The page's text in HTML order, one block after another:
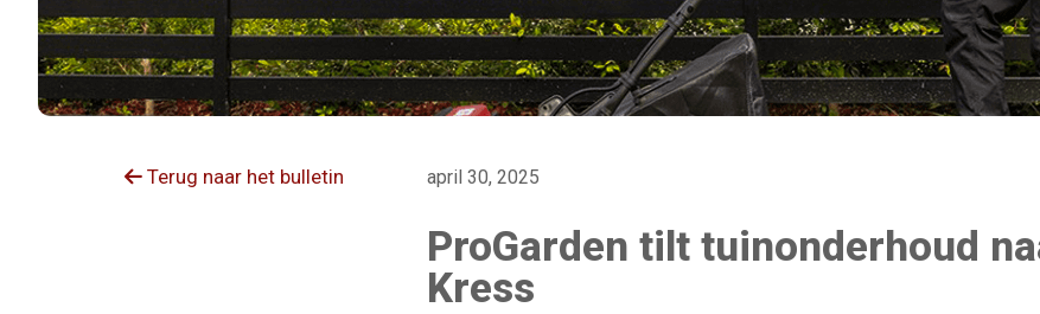
Terug naar het bulletin april 30, 2025
ProGarden tilt tuinonderhoud
Kress